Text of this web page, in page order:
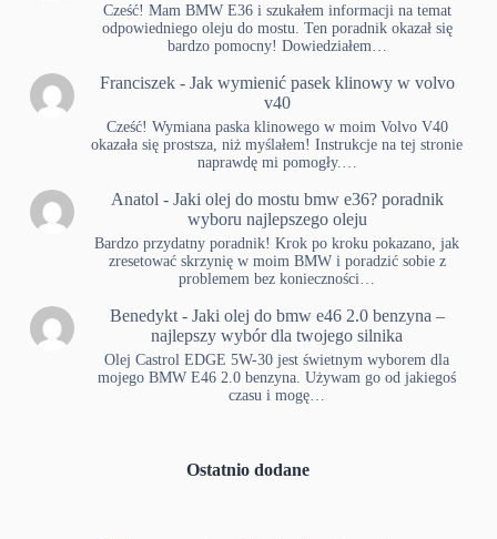
Cześć! Mam BMW E36 i szukałem informacji na temat
odpowiedniego oleju do mostu. Ten poradnik okazał się
bardzo pomocny! Dowiedziałem…
Franciszek- Jak wymienić pasek klinowy w volvo
v40
Cześć! Wymiana paska klinowego w moim Volvo V40
okazała się prostsza, niż myślałem! Instrukcje na tej stronie
naprawdę mi pomogły.…
Anatol - Jaki olej do mostu bmw e36? poradnik
wyboru najlepszego oleju
Bardzo przydatny poradnik! Krok po kroku pokazano, jak
zresetować skrzynię w moim BMW i poradzić sobie z
problemem bez konieczności…
Benedykt- Jaki olej do bmw e46 2.0 benzyna –
najlepszy wybór dla twojego silnika
Olej Castrol EDGE 5W-30 jest świetnym wyborem dla
mojego BMW E46 2.0 benzyna. Używam go od jakiegoś
czasu i mogę…
Ostatnio dodane